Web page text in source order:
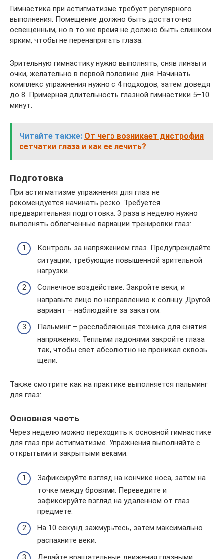
Гимнастика при астигматизме требует регулярного
выполнения. Помещение должно быть достаточно
освещенным, но в то же время не должно быть слишком
ярким, чтобы не перенапрягать глаза.
Зрительную гимнастику нужно выполнять, сняв линзы и
очки, желательно в первой половине дня. Начинать
комплекс упражнения нужно с 4 подходов, затем доведя
до 8. Примерная длительность глазной гимнастики 5–10
минут.
Читайте также: От чего возникает дистрофия
сетчатки глаза и как ее лечить?
Подготовка
При астигматизме упражнения для глаз не
рекомендуется начинать резко. Требуется
предварительная подготовка. 3 раза в неделю нужно
выполнять облегченные вариации тренировки глаз:
Контроль за напряжением глаз. Предупреждайте
ситуации, требующие повышенной зрительной
нагрузки.
Солнечное воздействие. Закройте веки, и
направьте лицо по направлению к солнцу. Другой
вариант – наблюдайте за закатом.
Пальминг – расслабляющая техника для снятия
напряжения. Теплыми ладонями закройте глаза
так, чтобы свет абсолютно не проникал сквозь
щели.
Также смотрите как на практике выполняется пальминг
для глаз:
Основная часть
Через неделю можно переходить к основной гимнастике
для глаз при астигматизме. Упражнения выполняйте с
открытыми и закрытыми веками.
Зафиксируйте взгляд на кончике носа, затем на
точке между бровями. Переведите и
зафиксируйте взгляд на удаленном от глаз
предмете.
На 10 секунд зажмурьтесь, затем максимально
распахните веки.
Делайте вращательные движения глазными